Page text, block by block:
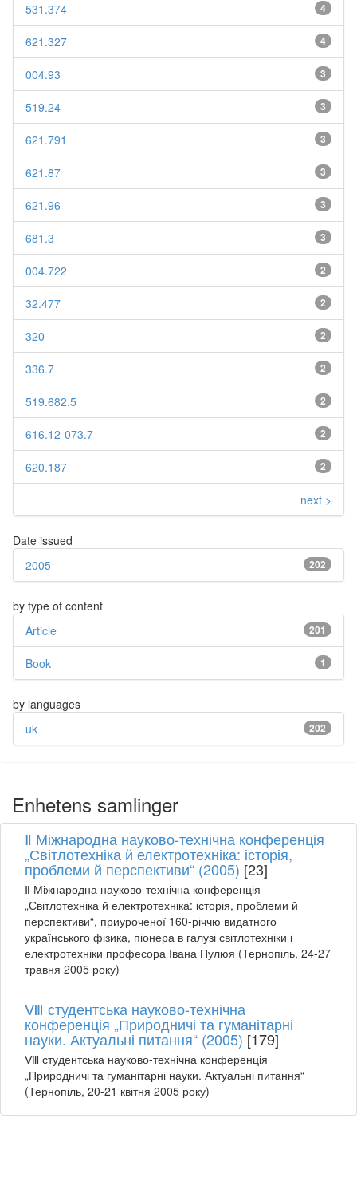
4
531.374
4
621.327
3
004.93
3
519.24
3
621.791
3
621.87
3
621.96
3
681.3
2
004.722
2
32.477
2
320
2
336.7
2
519.682.5
2
616.12-073.7
2
620.187
next >
Date issued
202
2005
by type of content
201
Article
1
Book
by languages
202
uk
Enhetens samlinger
Ⅱ Міжнародна науково-технічна конференція
„Світлотехніка й електротехніка: історія,
проблеми й перспективи“ (2005) [23]
Ⅱ Міжнародна науково-технічна конференція
„Світлотехніка й електротехніка: історія, проблеми й
перспективи“, приуроченої 160-річчю видатного
українського фізика, піонера в галузі світлотехніки і
електротехніки професора Івана Пулюя (Тернопіль, 24-27
травня 2005 року)
Ⅷ студентська науково-технічна
конференція „Природничі та гуманітарні
науки. Актуальні питання“ (2005) [179]
Ⅷ студентська науково-технічна конференція
„Природничі та гуманітарні науки. Актуальні питання“
(Тернопіль, 20-21 квітня 2005 року)